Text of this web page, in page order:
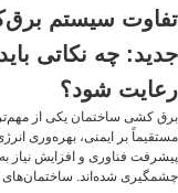
تفاوت سیستم
جدید: چه نکاتی
رعایت شود؟
برق‌ کشی ساختمان یکی از
مستقیماً بر ایمنی، بهره‌وری
پیشرفت فناوری و افزایش
چشمگیری شده‌اند.